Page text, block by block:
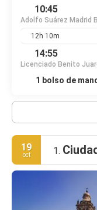
10:45
Adolfo Suárez Madrid
12h 10m
14:55
Licenciado Benito
1 bolso de
19
oct 1.